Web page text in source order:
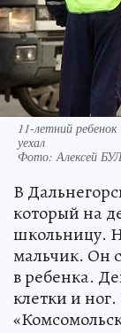
11-летний ребенок
уехал
Фото:Алексей
В
который на
школьницу.
мальчик. Он
в ребенка.
клетки и